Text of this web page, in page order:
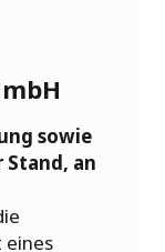
sowie
an
eines